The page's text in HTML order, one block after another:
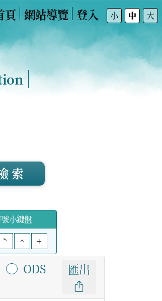
頁 網站導覽 登入 小 中 大
索
小鍵盤
ˋ ^ +
ODS 匯出